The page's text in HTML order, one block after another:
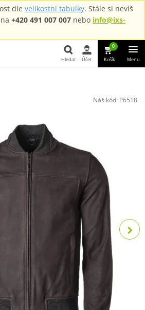
dle velikostní tabulky. Stále si nevíš
+420 491 007 007 nebo info@ixs-
Hledat Účet
0
Košík Menu
Náš kód: P6518